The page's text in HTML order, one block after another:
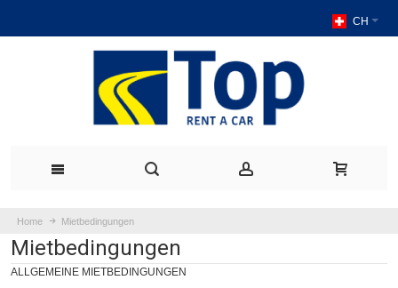
CH
Home Mietbedingungen
Mietbedingungen
ALLGEMEINE MIETBEDINGUNGEN